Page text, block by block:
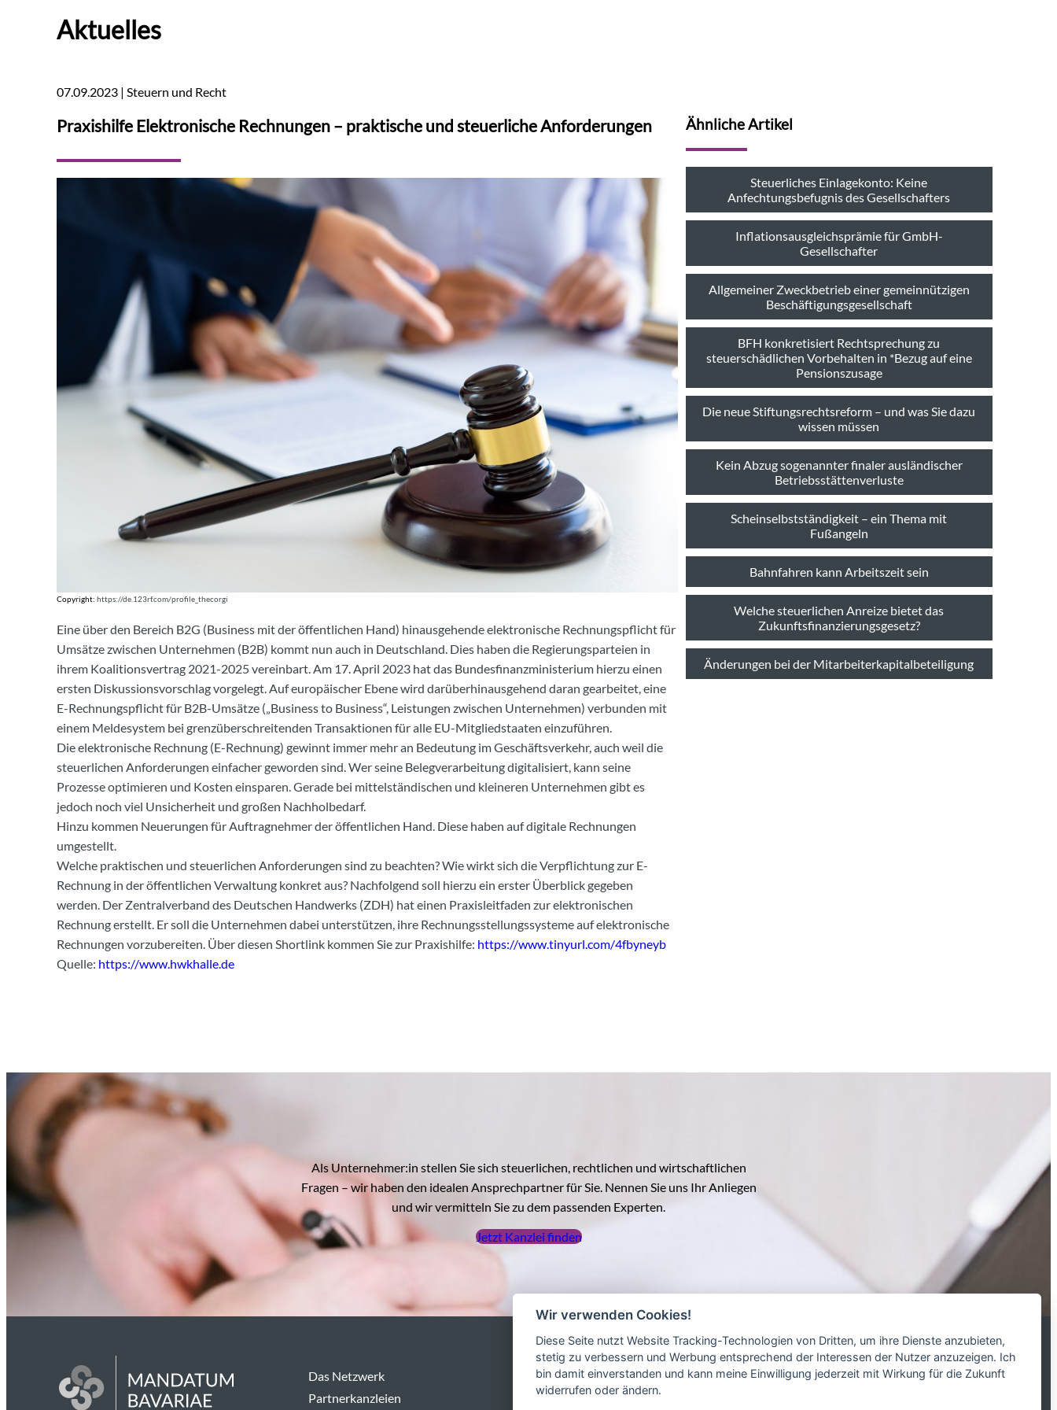
Aktuelles
07.09.2023 | Steuern und Recht
Praxishilfe Elektronische Rechnungen – praktische und steuerliche Anforderungen
Copyright: https://de.123rf.com/profile_thecorgi
Eine über den Bereich B2G (Business mit der öffentlichen Hand) hinausgehende elektronische Rechnungspflicht für
Umsätze zwischen Unternehmen (B2B) kommt nun auch in Deutschland. Dies haben die Regierungsparteien in
ihrem Koalitionsvertrag 2021-2025 vereinbart. Am 17. April 2023 hat das Bundesfinanzministerium hierzu einen
ersten Diskussionsvorschlag vorgelegt. Auf europäischer Ebene wird darüberhinausgehend daran gearbeitet, eine
E-Rechnungspflicht für B2B-Umsätze („Business to Business“, Leistungen zwischen Unternehmen) verbunden mit
einem Meldesystem bei grenzüberschreitenden Transaktionen für alle EU-Mitgliedstaaten einzuführen.
Die elektronische Rechnung (E-Rechnung) gewinnt immer mehr an Bedeutung im Geschäftsverkehr, auch weil die
steuerlichen Anforderungen einfacher geworden sind. Wer seine Belegverarbeitung digitalisiert, kann seine
Prozesse optimieren und Kosten einsparen. Gerade bei mittelständischen und kleineren Unternehmen gibt es
jedoch noch viel Unsicherheit und großen Nachholbedarf.
Hinzu kommen Neuerungen für Auftragnehmer der öffentlichen Hand. Diese haben auf digitale Rechnungen
umgestellt.
Welche praktischen und steuerlichen Anforderungen sind zu beachten? Wie wirkt sich die Verpflichtung zur E-
Rechnung in der öffentlichen Verwaltung konkret aus? Nachfolgend soll hierzu ein erster Überblick gegeben
werden. Der Zentralverband des Deutschen Handwerks (ZDH) hat einen Praxisleitfaden zur elektronischen
Rechnung erstellt. Er soll die Unternehmen dabei unterstützen, ihre Rechnungsstellungssysteme auf elektronische
Rechnungen vorzubereiten. Über diesen Shortlink kommen Sie zur Praxishilfe: https://www.tinyurl.com/4fbyneyb
Quelle: https://www.hwkhalle.de
Ähnliche Artikel
Steuerliches Einlagekonto: Keine
Anfechtungsbefugnis des Gesellschafters
Inflationsausgleichsprämie für GmbH-
Gesellschafter
Allgemeiner Zweckbetrieb einer gemeinnützigen
Beschäftigungsgesellschaft
BFH konkretisiert Rechtsprechung zu
steuerschädlichen Vorbehalten in *Bezug auf eine
Pensionszusage
Die neue Stiftungsrechtsreform – und was Sie dazu
wissen müssen
Kein Abzug sogenannter finaler ausländischer
Betriebsstättenverluste
Scheinselbstständigkeit – ein Thema mit
Fußangeln
Bahnfahren kann Arbeitszeit sein
Welche steuerlichen Anreize bietet das
Zukunftsfinanzierungsgesetz?
Änderungen bei der Mitarbeiterkapitalbeteiligung
Als Unternehmer:in stellen Sie sich steuerlichen, rechtlichen und wirtschaftlichen
Fragen – wir haben den idealen Ansprechpartner für Sie. Nennen Sie uns Ihr Anliegen
und wir vermitteln Sie zu dem passenden Experten.
Jetzt Kanzlei finden
Das Netzwerk
Partnerkanzleien
Leistungen
Steuerblog
Tel. 0800 599699799
Wir verwenden Cookies!
Diese Seite nutzt Website Tracking-Technologien von Dritten, um ihre Dienste anzubieten,
stetig zu verbessern und Werbung entsprechend der Interessen der Nutzer anzuzeigen. Ich
bin damit einverstanden und kann meine Einwilligung jederzeit mit Wirkung für die Zukunft
widerrufen oder ändern.